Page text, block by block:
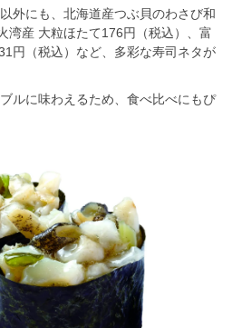
外にも、北海道産つぶ貝のわさび和
湾産 大粒ほたて176円（税込）、富
円（税込）など、多彩な寿司ネタが
ルに味わえるため、食べ比べにもぴ